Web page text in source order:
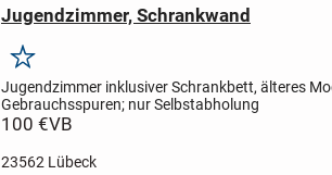
Jugendzimmer, Schrankwand
Merken
Jugendzimmer inklusiver Schrankbett, älteres
Gebrauchsspuren;nur Selbstabholung
100 €VB
23562 Lübeck